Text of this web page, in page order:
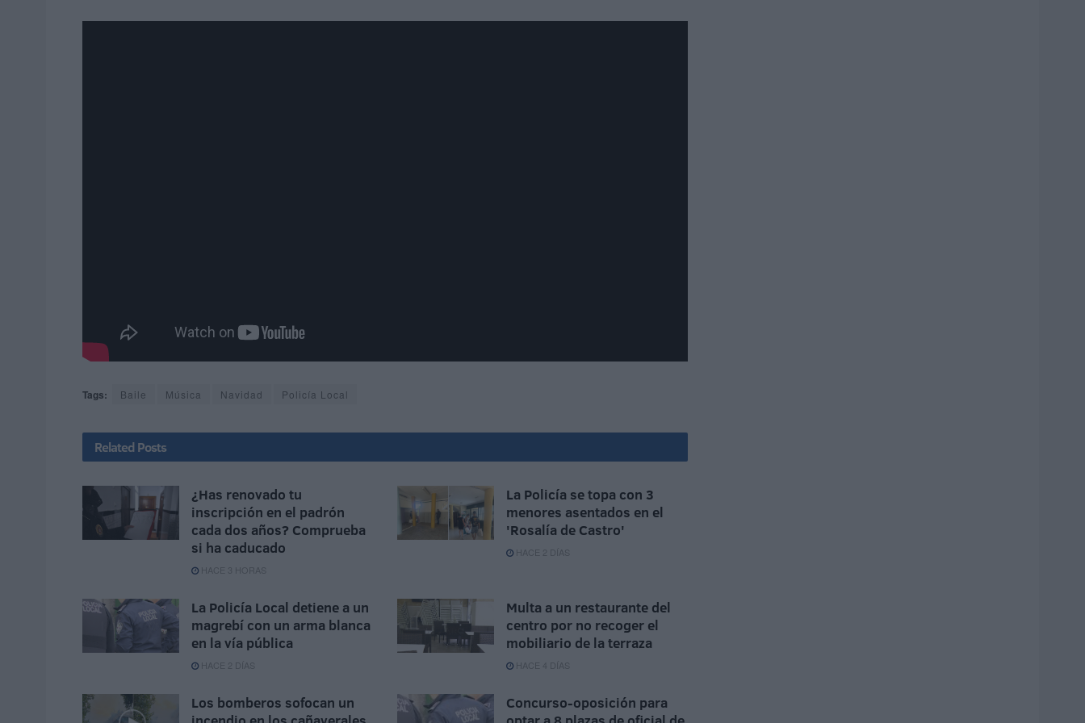
Tags: Baile Música Navidad Policía Local
Related Posts
¿Has renovado tu
inscripción en el padrón
cada dos años? Comprueba
si ha caducado
HACE 3 HORAS
La Policía se topa con 3
menores asentados en el
'Rosalía de Castro'
HACE 2 DÍAS
La Policía Local detiene a un
magrebí con un arma blanca
en la vía pública
HACE 2 DÍAS
Multa a un restaurante del
centro por no recoger el
mobiliario de la terraza
HACE 4 DÍAS
Los bomberos sofocan un
Concurso-oposición para